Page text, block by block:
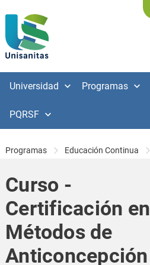
Universidad Programas
PQRSF
Programas Educación Continua
Curso -
Certificación en
Métodos de
Anticoncepción